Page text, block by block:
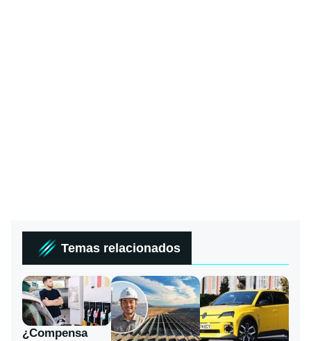
Temas relacionados
¿Compensa